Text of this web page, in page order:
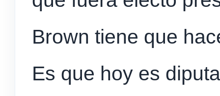
Brown tiene que
Es que hoy es